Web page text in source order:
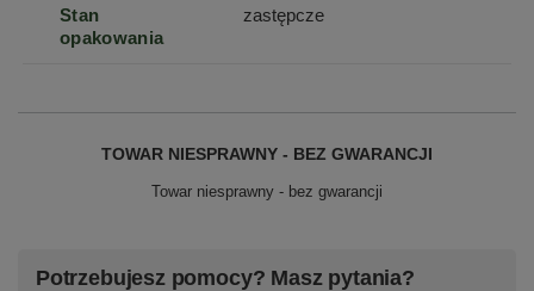
Stan
opakowania
zastępcze
TOWAR NIESPRAWNY - BEZ GWARANCJI
Towar niesprawny - bez gwarancji
Potrzebujesz pomocy? Masz pytania?